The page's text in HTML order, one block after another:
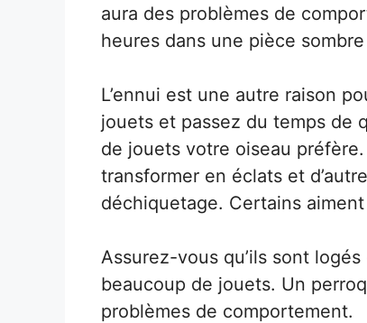
aura des problèmes de
heures dans une pièce
L’ennui est une autre raison
jouets et passez du temps de
de jouets votre oiseau
transformer en éclats et
déchiquetage. Certains
Assurez-vous qu’ils sont
beaucoup de jouets. Un
problèmes de comportement.